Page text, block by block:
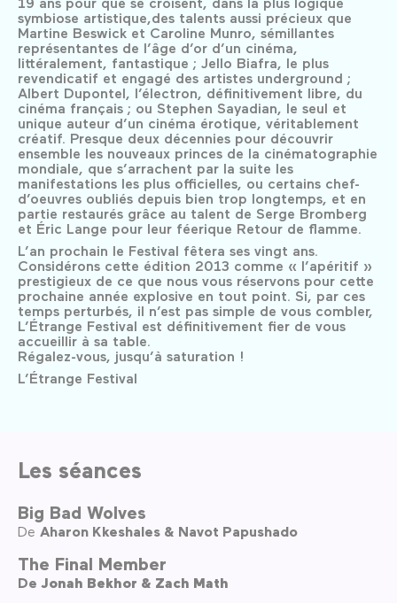
symbiose artistique,des talents aussi précieux que
Martine Beswick et Caroline Munro, sémillantes
représentantes de l’âge d’or d’un cinéma,
littéralement, fantastique ; Jello Biafra, le plus
revendicatif et engagé des artistes underground ;
Albert Dupontel, l’électron, définitivement libre, du
cinéma français ; ou Stephen Sayadian, le seul et
unique auteur d’un cinéma érotique, véritablement
créatif. Presque deux décennies pour découvrir
ensemble les nouveaux princes de la cinématographie
mondiale, que s’arrachent par la suite les
manifestations les plus officielles, ou certains chef-
d’oeuvres oubliés depuis bien trop longtemps, et en
partie restaurés grâce au talent de Serge Bromberg
et Éric Lange pour leur féerique Retour de flamme.
L’an prochain le Festival fêtera ses vingt ans.
Considérons cette édition 2013 comme « l’apéritif »
prestigieux de ce que nous vous réservons pour cette
prochaine année explosive en tout point. Si, par ces
temps perturbés, il n’est pas simple de vous combler,
L’Étrange Festival est définitivement fier de vous
accueillir à sa table.
Régalez-vous, jusqu’à saturation !
L’Étrange Festival
Les séances
Big Bad Wolves
De Aharon Kkeshales & Navot Papushado
The Final Member
De Jonah Bekhor & Zach Math